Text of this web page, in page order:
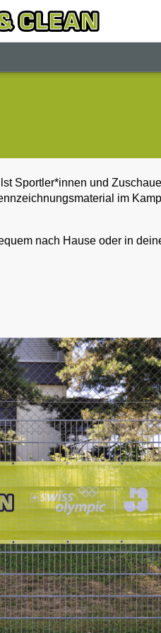
Sportler*innen und
im
nach Hause oder in